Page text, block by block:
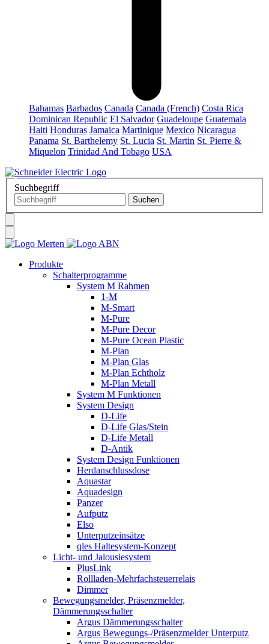
Bahamas Barbados Canada Canada (French) Costa Rica
Dominican Republic El Salvador Guadeloupe Guatemala
Haiti Honduras Jamaica Martinique Mexico Nicaragua
Panama St. Barthelemy St. Lucia St. Martin St. Pierre &
Miquelon Trinidad And Tobago USA
Suchbegriff
Produkte
Schalterprogramme
System M Rahmen
1-M
M-Smart
M-Pure
M-Pure Decor
M-Pure Ocean Plastic
M-Plan
M-Plan Glas
M-Plan Echtholz
M-Plan Metall
System M Funktionen
System Design
D-Life
D-Life Glas/Stein
D-Life Metall
D-Antik
System Design Funktionen
Herdanschlussdose
Aquastar
Aquadesign
Panzer
Aufputz
Elso
Unterputzeinsätze
qles Haltesystem-Konzept
Licht- und Jalousiesystem
PlusLink
Rollladen-Mehrfachsteuerrelais
Dimmer
Bewegungsmelder, Präsenzmelder,
Dämmerungsschalter
Argus Dämmerungsschalter
Argus Bewegungs-/Präsenzmelder Unterputz